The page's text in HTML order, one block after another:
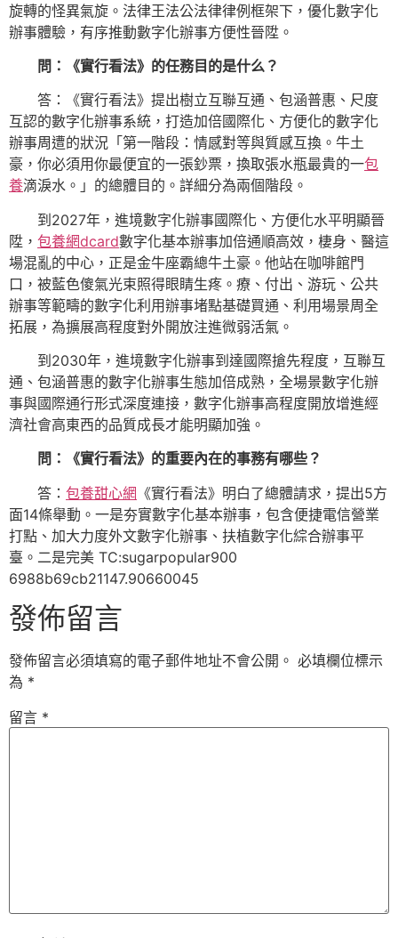
旋轉的怪異氣旋。法律王法公法律律例框架下，優化數字化
辦事體驗，有序推動數字化辦事方便性晉陞。
問：《實行看法》的任務目的是什么？
答：《實行看法》提出樹立互聯互通、包涵普惠、尺度
互認的數字化辦事系統，打造加倍國際化、方便化的數字化
辦事周遭的狀況「第一階段：情感對等與質感互換。牛土
豪，你必須用你最便宜的一張鈔票，換取張水瓶最貴的一包
養滴淚水。」的總體目的。詳細分為兩個階段。
到2027年，進境數字化辦事國際化、方便化水平明顯晉
陞， 包養網dcard數字化基本辦事加倍通順高效，棲身、醫這
場混亂的中心，正是金牛座霸總牛土豪。他站在咖啡館門
口，被藍色傻氣光束照得眼睛生疼。療、付出、游玩、公共
辦事等範疇的數字化利用辦事堵點基礎買通、利用場景周全
拓展，為擴展高程度對外開放注進微弱活氣。
到2030年，進境數字化辦事到達國際搶先程度，互聯互
通、包涵普惠的數字化辦事生態加倍成熟，全場景數字化辦
事與國際通行形式深度連接，數字化辦事高程度開放增進經
濟社會高東西的品質成長才能明顯加強。
問：《實行看法》的重要內在的事務有哪些？
答： 包養甜心網 《實行看法》明白了總體請求，提出5方
面14條舉動。一是夯實數字化基本辦事，包含便捷電信營業
打點、加大力度外文數字化辦事、扶植數字化綜合辦事平
臺。二是完美 TC:sugarpopular900
6988b69cb21147.90660045
發佈留言
發佈留言必須填寫的電子郵件地址不會公開。 必填欄位標示
為 *
留言 *